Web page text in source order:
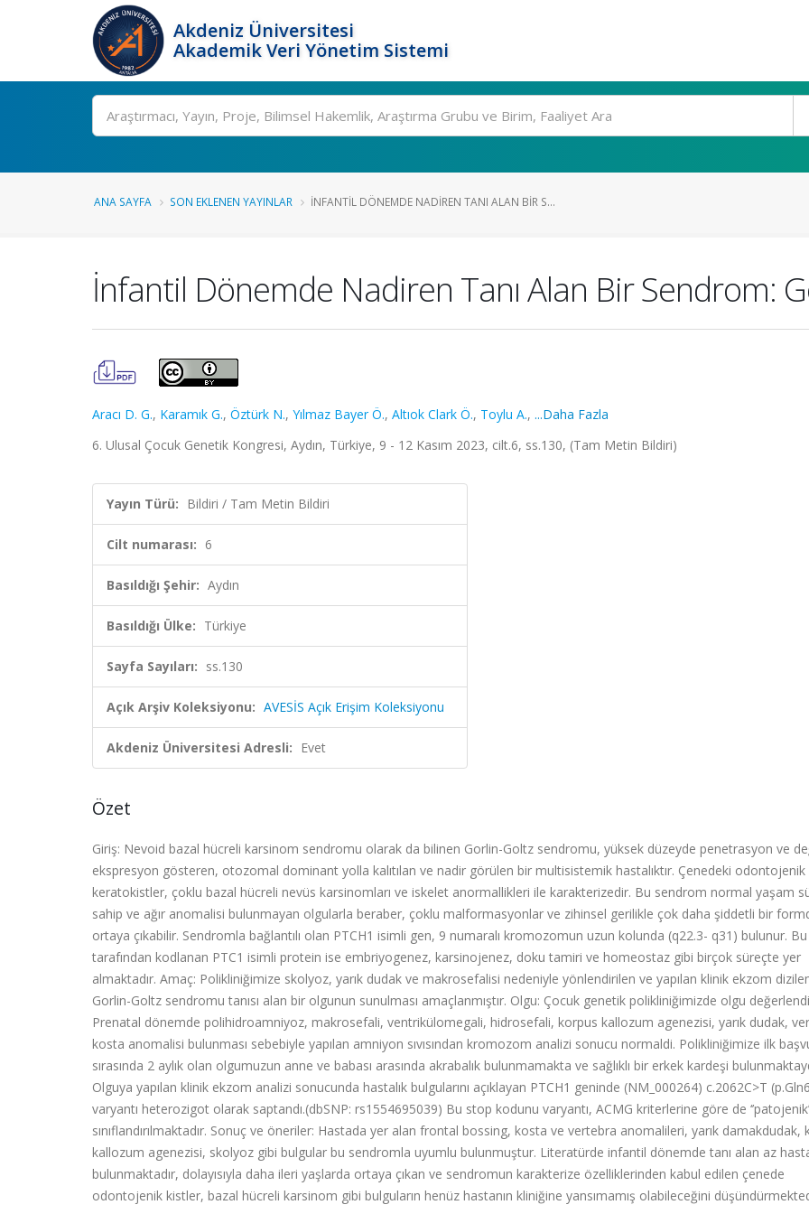
Akdeniz Üniversitesi
Akademik Veri Yönetim Sistemi
Ara
ANA SAYFA SON EKLENEN YAYINLAR İNFANTIL DÖNEMDE NADIREN TANI ALAN BIR S...
İnfantil Dönemde Nadiren Tanı Alan Bir Sendrom:
Aracı D. G., Karamık G., Öztürk N., Yılmaz Bayer Ö., Altıok Clark Ö., Toylu A., ...Daha Fazla
6. Ulusal Çocuk Genetik Kongresi, Aydın, Türkiye, 9 - 12 Kasım 2023, cilt.6, ss.130, (Tam Metin Bildiri)
Yayın Türü: Bildiri / Tam Metin Bildiri
Cilt numarası: 6
Basıldığı Şehir: Aydın
Basıldığı Ülke: Türkiye
Sayfa Sayıları: ss.130
Açık Arşiv Koleksiyonu: AVESİS Açık Erişim Koleksiyonu
Akdeniz Üniversitesi Adresli: Evet
Özet
Giriş: Nevoid bazal hücreli karsinom sendromu olarak da bilinen Gorlin-Goltz sendromu, yüksek düzeyde penetrasyon ve
ekspresyon gösteren, otozomal dominant yolla kalıtılan ve nadir görülen bir multisistemik hastalıktır. Çenedeki odontojenik
keratokistler, çoklu bazal hücreli nevüs karsinomları ve iskelet anormallikleri ile karakterizedir. Bu sendrom normal yaşam
sahip ve ağır anomalisi bulunmayan olgularla beraber, çoklu malformasyonlar ve zihinsel gerilikle çok daha şiddetli bir
ortaya çıkabilir. Sendromla bağlantılı olan PTCH1 isimli gen, 9 numaralı kromozomun uzun kolunda (q22.3- q31) bulunur.
tarafından kodlanan PTC1 isimli protein ise embriyogenez, karsinojenez, doku tamiri ve homeostaz gibi birçok süreçte yer
almaktadır. Amaç: Polikliniğimize skolyoz, yarık dudak ve makrosefalisi nedeniyle yönlendirilen ve yapılan klinik ekzom
Gorlin-Goltz sendromu tanısı alan bir olgunun sunulması amaçlanmıştır. Olgu: Çocuk genetik polikliniğimizde olgu
Prenatal dönemde polihidroamniyoz, makrosefali, ventrikülomegali, hidrosefali, korpus kallozum agenezisi, yarık dudak,
kosta anomalisi bulunması sebebiyle yapılan amniyon sıvısından kromozom analizi sonucu normaldi. Polikliniğimize ilk
sırasında 2 aylık olan olgumuzun anne ve babası arasında akrabalık bulunmamakta ve sağlıklı bir erkek kardeşi
Olguya yapılan klinik ekzom analizi sonucunda hastalık bulgularını açıklayan PTCH1 geninde (NM_000264) c.2062C>T
varyantı heterozigot olarak saptandı.(dbSNP: rs1554695039) Bu stop kodunu varyantı, ACMG kriterlerine göre de
sınıflandırılmaktadır. Sonuç ve öneriler: Hastada yer alan frontal bossing, kosta ve vertebra anomalileri, yarık damakdudak,
kallozum agenezisi, skolyoz gibi bulgular bu sendromla uyumlu bulunmuştur. Literatürde infantil dönemde tanı alan az
bulunmaktadır, dolayısıyla daha ileri yaşlarda ortaya çıkan ve sendromun karakterize özelliklerinden kabul edilen çenede
odontojenik kistler, bazal hücreli karsinom gibi bulguların henüz hastanın kliniğine yansımamış olabileceğini